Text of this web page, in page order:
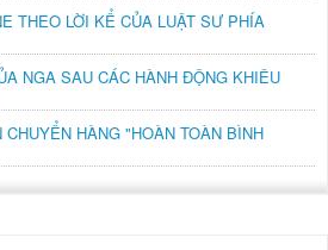
THEO LỜI KỂ CỦA LUẬT SƯ PHÍA
NGA SAU CÁC HÀNH ĐỘNG KHIÊU
HÀNG "HOÀN TOÀN BÌNH